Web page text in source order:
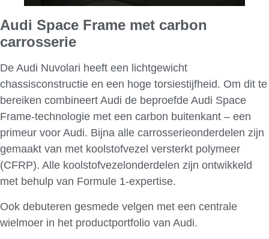
Audi Space Frame met carbon
carrosserie
De Audi Nuvolari heeft een lichtgewicht
chassisconstructie en een hoge torsiestijfheid. Om dit te
bereiken combineert Audi de beproefde Audi Space
Frame-technologie met een carbon buitenkant – een
primeur voor Audi. Bijna alle carrosserieonderdelen zijn
gemaakt van met koolstofvezel versterkt polymeer
(CFRP). Alle koolstofvezelonderdelen zijn ontwikkeld
met behulp van Formule 1-expertise.
Ook debuteren gesmede velgen met een centrale
wielmoer in het productportfolio van Audi.